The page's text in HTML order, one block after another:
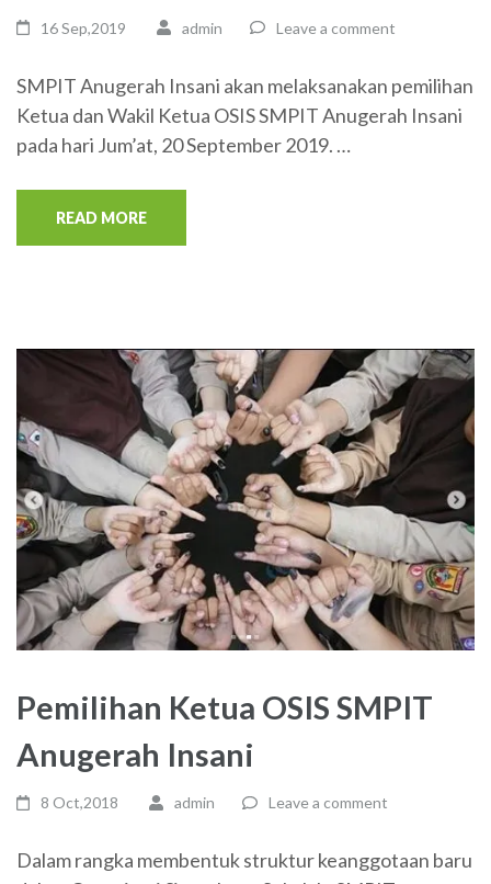
16 Sep,2019 admin Leave a comment
SMPIT Anugerah Insani akan melaksanakan pemilihan
Ketua dan Wakil Ketua OSIS SMPIT Anugerah Insani
pada hari Jum’at, 20 September 2019. …
READ MORE
Pemilihan Ketua OSIS SMPIT
Anugerah Insani
8 Oct,2018 admin Leave a comment
Dalam rangka membentuk struktur keanggotaan baru